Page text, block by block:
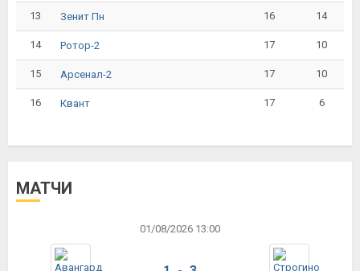
13 Зенит Пн 16 14
14 Ротор-2 17 10
15 Арсенал-2 17 10
16 Квант 17 6
МАТЧИ
01/08/2026 13:00